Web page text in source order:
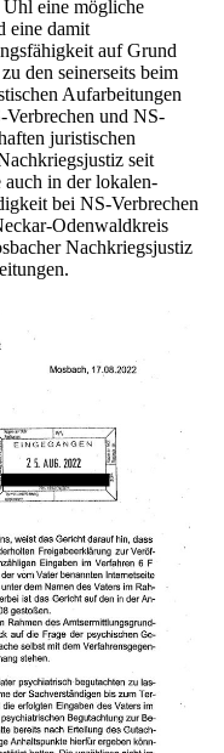
eine mögliche
eine damit
auf Grund
den seinerseits beim
Aufarbeitungen
und NS-
juristischen
seit
in der lokalen-
bei NS-Verbrechen
Odenwaldkreis
Nachkriegsjustiz